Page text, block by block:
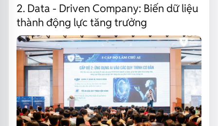
2. Data - Driven Company: Biến dữ liệu
thành động lực tăng trưởng